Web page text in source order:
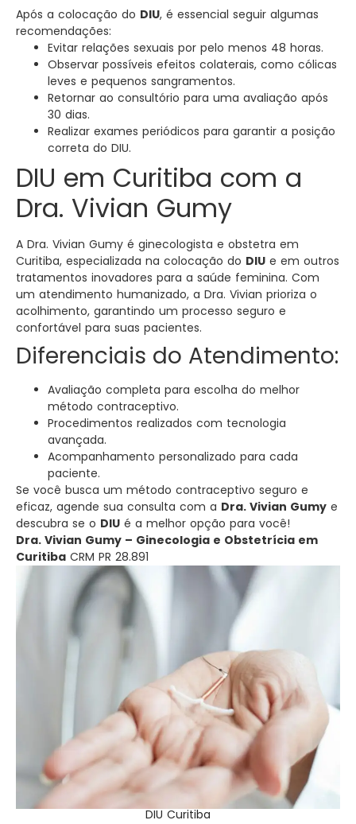
Após a colocação do DIU, é essencial seguir algumas
recomendações:
Evitar relações sexuais por pelo menos 48 horas.
Observar possíveis efeitos colaterais, como cólicas
leves e pequenos sangramentos.
Retornar ao consultório para uma avaliação após
30 dias.
Realizar exames periódicos para garantir a posição
correta do DIU.
DIU em Curitiba com a
Dra. Vivian Gumy
A Dra. Vivian Gumy é ginecologista e obstetra em
Curitiba, especializada na colocação do DIU e em outros
tratamentos inovadores para a saúde feminina. Com
um atendimento humanizado, a Dra. Vivian prioriza o
acolhimento, garantindo um processo seguro e
confortável para suas pacientes.
Diferenciais do Atendimento:
Avaliação completa para escolha do melhor
método contraceptivo.
Procedimentos realizados com tecnologia
avançada.
Acompanhamento personalizado para cada
paciente.
Se você busca um método contraceptivo seguro e
eficaz, agende sua consulta com a Dra. Vivian Gumy e
descubra se o DIU é a melhor opção para você!
Dra. Vivian Gumy – Ginecologia e Obstetrícia em
Curitiba CRM PR 28.891
DIU Curitiba